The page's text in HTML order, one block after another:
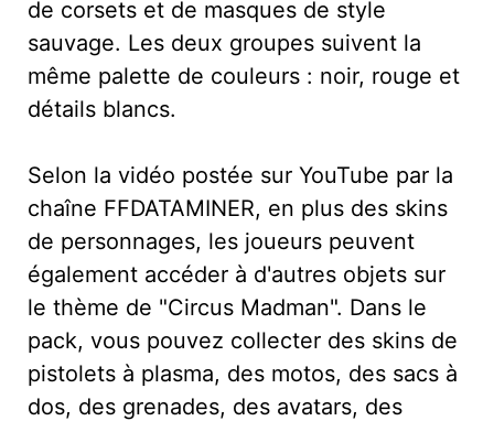
de corsets et de masques de style
sauvage. Les deux groupes suivent la
même palette de couleurs : noir, rouge et
détails blancs.
Selon la vidéo postée sur YouTube par la
chaîne FFDATAMINER, en plus des skins
de personnages, les joueurs peuvent
également accéder à d'autres objets sur
le thème de "Circus Madman". Dans le
pack, vous pouvez collecter des skins de
pistolets à plasma, des motos, des sacs à
dos, des grenades, des avatars, des